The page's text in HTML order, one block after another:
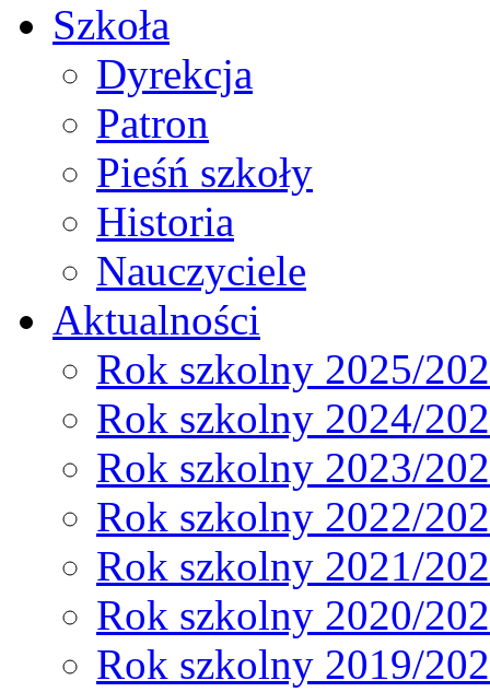
Szkoła
Dyrekcja
Patron
Pieśń szkoły
Historia
Nauczyciele
Aktualności
Rok szkolny 2025/
Rok szkolny 2024/
Rok szkolny 2023/
Rok szkolny 2022/
Rok szkolny 2021/
Rok szkolny 2020/
Rok szkolny 2019/